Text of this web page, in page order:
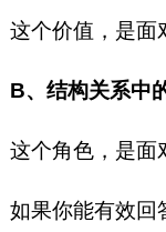
这个价值，是面
B、结构关系中
这个角色，是面
如果你能有效回